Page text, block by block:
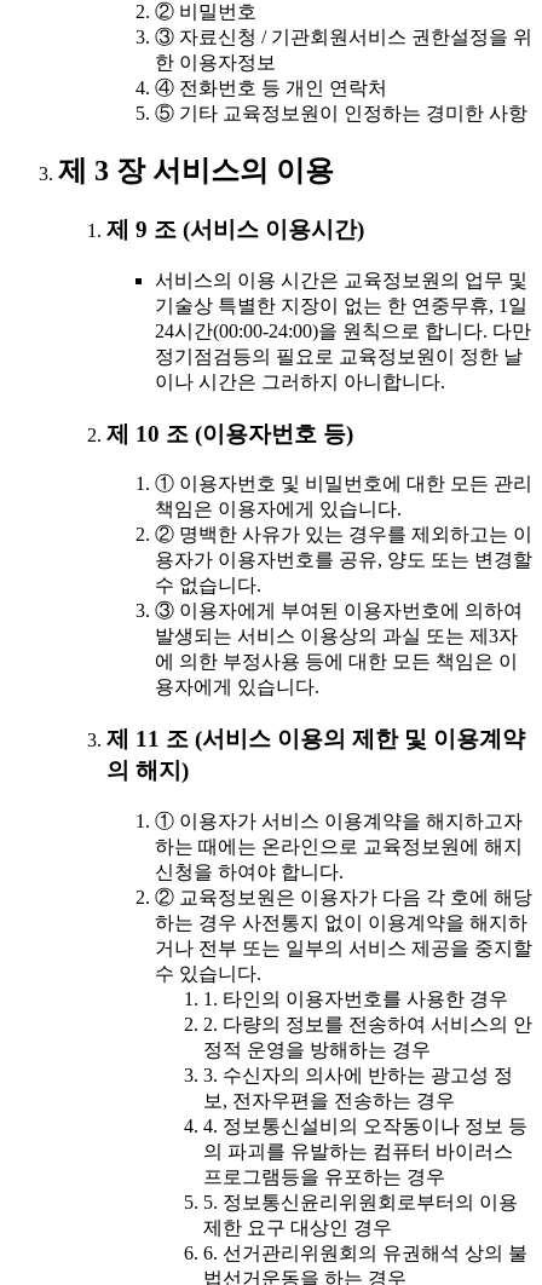
② 비밀번호
③ 자료신청 / 기관회원서비스 권한설정을 위
한 이용자정보
④ 전화번호 등 개인 연락처
⑤ 기타 교육정보원이 인정하는 경미한 사항
제 3 장 서비스의 이용
제 9 조 (서비스 이용시간)
서비스의 이용 시간은 교육정보원의 업무 및
기술상 특별한 지장이 없는 한 연중무휴, 1일
24시간(00:00-24:00)을 원칙으로 합니다. 다만
정기점검등의 필요로 교육정보원이 정한 날
이나 시간은 그러하지 아니합니다.
제 10 조 (이용자번호 등)
① 이용자번호 및 비밀번호에 대한 모든 관리
책임은 이용자에게 있습니다.
② 명백한 사유가 있는 경우를 제외하고는 이
용자가 이용자번호를 공유, 양도 또는 변경할
수 없습니다.
③ 이용자에게 부여된 이용자번호에 의하여
발생되는 서비스 이용상의 과실 또는 제3자
에 의한 부정사용 등에 대한 모든 책임은 이
용자에게 있습니다.
제 11 조 (서비스 이용의 제한 및 이용계약
의 해지)
① 이용자가 서비스 이용계약을 해지하고자
하는 때에는 온라인으로 교육정보원에 해지
신청을 하여야 합니다.
② 교육정보원은 이용자가 다음 각 호에 해당
하는 경우 사전통지 없이 이용계약을 해지하
거나 전부 또는 일부의 서비스 제공을 중지할
수 있습니다.
1. 타인의 이용자번호를 사용한 경우
2. 다량의 정보를 전송하여 서비스의 안
정적 운영을 방해하는 경우
3. 수신자의 의사에 반하는 광고성 정
보, 전자우편을 전송하는 경우
4. 정보통신설비의 오작동이나 정보 등
의 파괴를 유발하는 컴퓨터 바이러스
프로그램등을 유포하는 경우
5. 정보통신윤리위원회로부터의 이용
제한 요구 대상인 경우
6. 선거관리위원회의 유권해석 상의 불
법선거운동을 하는 경우